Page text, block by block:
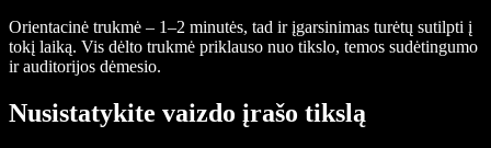
Orientacinė trukmė – 1–2 minutės, tad ir įgarsinimas turėtų sutilpti į
tokį laiką. Vis dėlto trukmė priklauso nuo tikslo, temos sudėtingumo
ir auditorijos dėmesio.
Nusistatykite vaizdo įrašo tikslą